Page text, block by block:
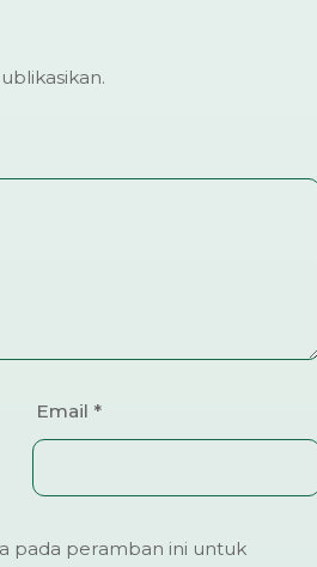
Email *
pada peramban ini untuk